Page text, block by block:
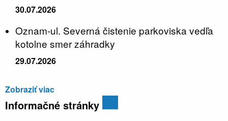
30.07.2026
Oznam-ul. Severná čistenie parkoviska vedľa
kotolne smer záhradky
29.07.2026
Zobraziť viac
Informačné stránky